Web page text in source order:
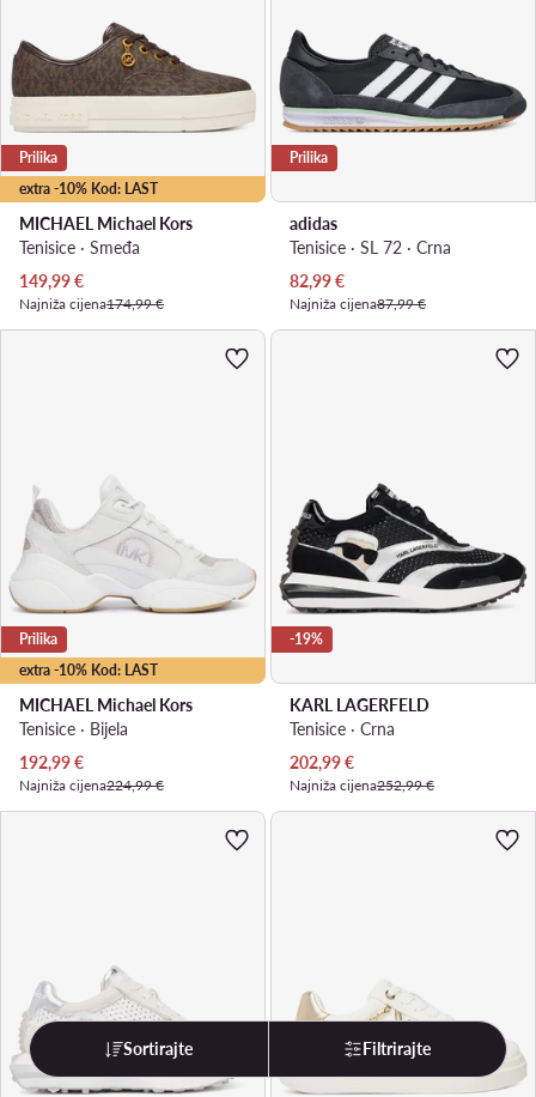
extra -10% Kod: LAST
Prilika
MICHAEL Michael Kors
Tenisice · Smeđa
Trenutna cijena
149,99€
Najniža cijena174,99 €
Prilika
adidas
Tenisice · SL 72 · Crna
Trenutna cijena
82,99€
Najniža cijena87,99 €
extra -10% Kod: LAST
Prilika
MICHAEL Michael Kors
Tenisice · Bijela
Trenutna cijena
192,99€
Najniža cijena224,99 €
-19%
KARL LAGERFELD
Tenisice · Crna
Trenutna cijena
202,99€
Najniža cijena252,99 €
Sortirajte Filtrirajte